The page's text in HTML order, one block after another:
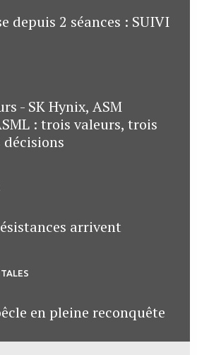
depuis 2 séances : SUIVI
- SK Hynix, ASM
: trois valeurs, trois
arrivent
en pleine reconquête